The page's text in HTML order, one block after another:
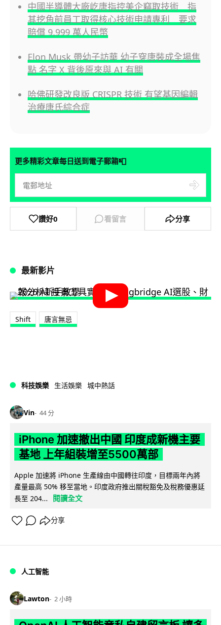
中國半導體大廠屹唐指控美企竊取技術 指
其挖角前員工取得核心技術申請專利 要求
賠償 9,999 萬人民幣
Elon Musk 帶幼子訪華 幼子穿唐裝成全場焦
點 名字 X 背後原來與 AI 有關
哈佛研發改良版 CRISPR 技術 有望基因編輯
治療唐氏綜合症
更多精彩文章每日送到電子郵箱📮
讚好0 看留言 分享
最新影片
Shift 唐言無忌
科技娛樂 生活娛樂 城中熱話
Vin 44 分
iPhone 加速撤出中國 印度成新機主要
基地 上年組裝增至5500萬部
Apple 加速將 iPhone 生產線由中國轉往印度，目標兩年內將
產量最高 50% 移至當地。印度政府推出關稅豁免及稅務優惠延
長至 204...
閱讀全文
分享
人工智能
Lawton 2 小時